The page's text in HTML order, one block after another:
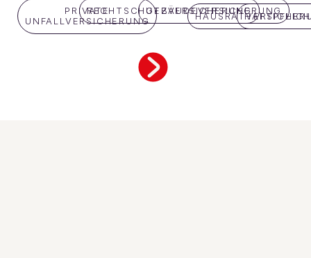
PRIVATE
UNFALLVERSICHERUNG
RECHTSCHUTZVERSICHERUNG
GEBÄUDEVERSICHERUNG